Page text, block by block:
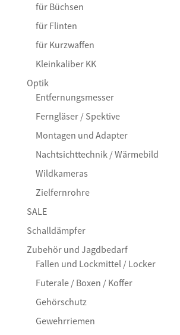
für Büchsen
für Flinten
für Kurzwaffen
Kleinkaliber KK
Optik
Entfernungsmesser
Ferngläser / Spektive
Montagen und Adapter
Nachtsichttechnik / Wärmebild
Wildkameras
Zielfernrohre
SALE
Schalldämpfer
Zubehör und Jagdbedarf
Fallen und Lockmittel / Locker
Futerale / Boxen / Koffer
Gehörschutz
Gewehrriemen